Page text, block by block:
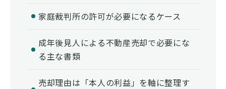
家庭裁判所の許可が必要になるケース
成年後見人による不動産売却で必要にな
る主な書類
売却理由は「本人の利益」を軸に整理す